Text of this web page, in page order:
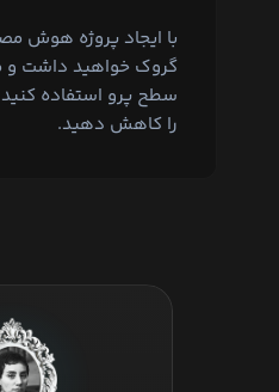
با ایجاد پروژه هوش
گروک خواهید داشت و
سطح پرو استفاده
را کاهش دهید.
شروع به